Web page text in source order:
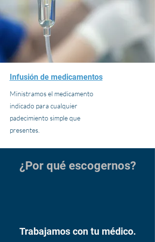
Infusión de medicamentos
Ministramos el medicamento
indicado para cualquier
padecimiento simple que
presentes.
¿Por qué escogernos?
Trabajamos con tu médico.